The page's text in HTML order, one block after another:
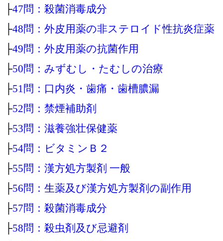
├47問：殺菌消毒成分
├48問：外皮用薬の非ステロイド性抗炎症薬
├49問：外皮用薬の抗菌作用
├50問：みずむし・たむしの治療
├51問：口内炎・歯痛・歯槽膿漏
├52問：禁煙補助剤
├53問：滋養強壮保健薬
├54問：ビタミンＢ２
├55問：漢方処方製剤 一般
├56問：生薬及び漢方処方製剤の副作用
├57問：殺菌消毒成分
├58問：殺虫剤及び忌避剤